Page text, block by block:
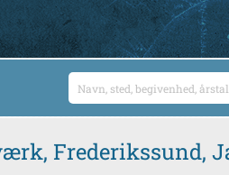
Frederikssund,